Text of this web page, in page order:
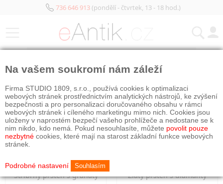
736 646 913(pondělí - čtvrtek, 13 - 18 hod.)
Stříbrný prsten s granáty Zlatý prsten s diamanty
Na vašem soukromí nám záleží
Firma STUDIO 1809, s.r.o., používá cookies k optimalizaci
webových stránek prostřednictvím analytických nástrojů, ke zvýšení
bezpečnosti a pro personalizaci doručovaného obsahu v rámci
webových stránek i cíleného marketingu mimo nich. Cookies jsou
uloženy v naprostém bezpečí vašeho prohlížeče a nedostane se k
nim nikdo, kdo nemá. Pokud nesouhlasíte, můžete povolit pouze
nezbytné cookies, které mají na starost základní funkce webových
stránek.
Podrobné nastavení Souhlasím